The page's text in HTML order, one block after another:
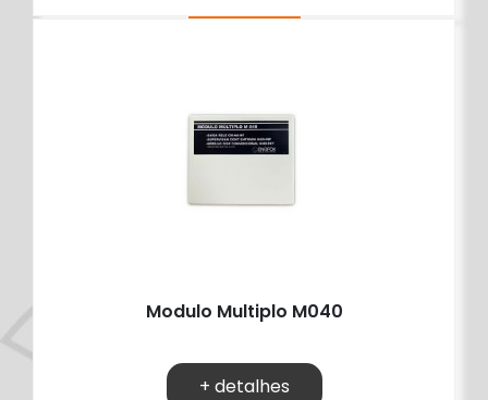
Modulo Multiplo M040
+ detalhes